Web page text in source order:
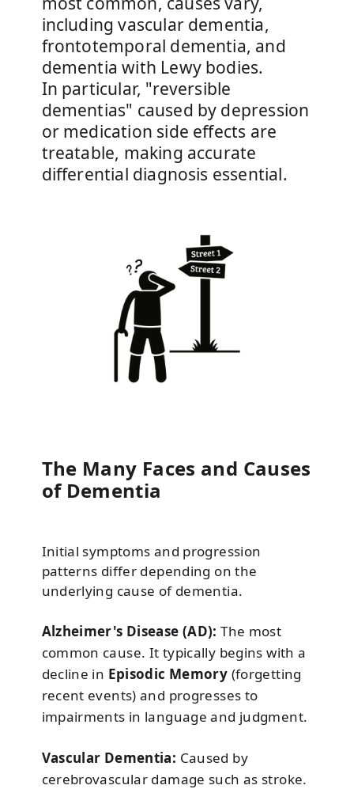
including vascular dementia,
frontotemporal dementia, and
dementia with Lewy bodies.
In particular, "reversible
dementias" caused by depression
or medication side effects are
treatable, making accurate
differential diagnosis essential.
The Many Faces and Causes
of Dementia
Initial symptoms and progression
patterns differ depending on the
underlying cause of dementia.
Alzheimer's Disease (AD): The most
common cause. It typically begins with a
decline in Episodic Memory (forgetting
recent events) and progresses to
impairments in language and judgment.
Vascular Dementia: Caused by
cerebrovascular damage such as stroke.